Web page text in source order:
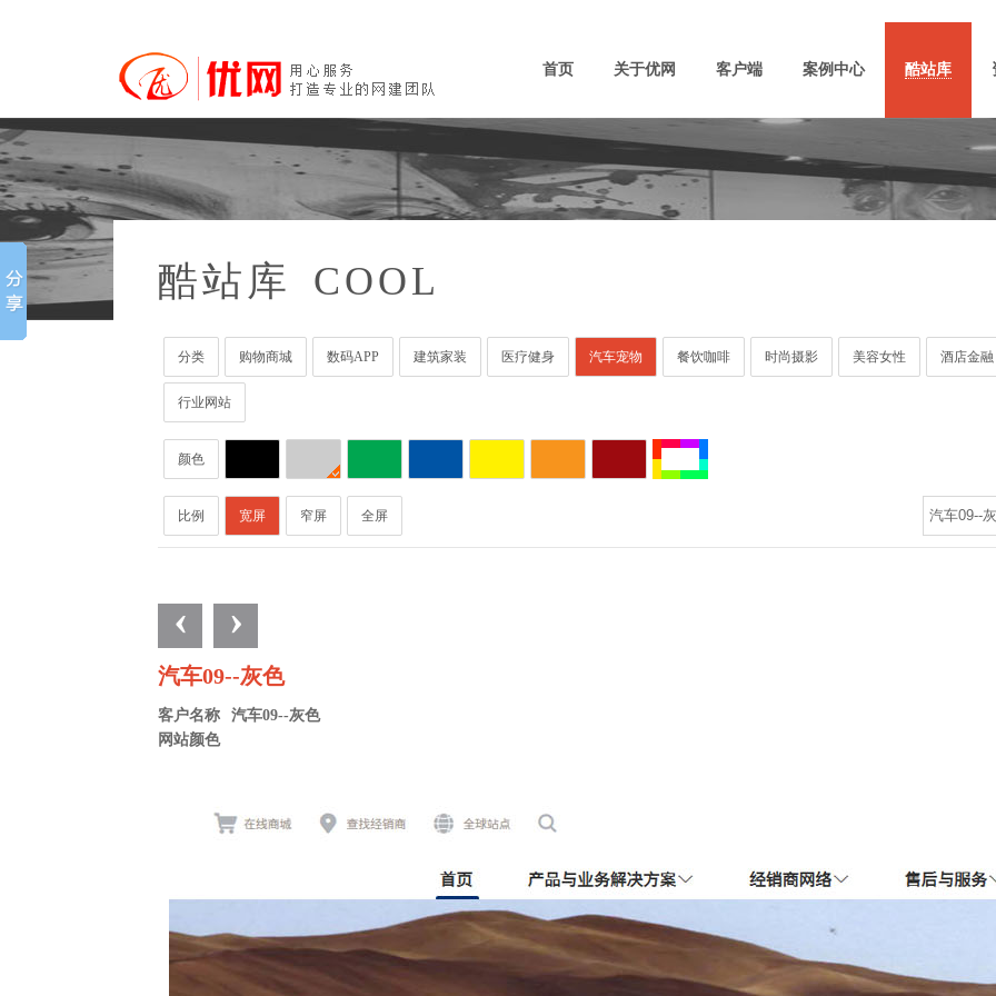
首页 关于优网 客户端 案例中心 酷站库
酷站库 COOL
分类 购物商城 数码APP 建筑家装 医疗健身 汽车宠物 餐饮咖啡 时尚摄影 美容女性 酒店金融
行业网站
颜色
比例 宽屏 窄屏 全屏
‹ ›
汽车09--灰色
客户名称
汽车09--灰色
网站颜色